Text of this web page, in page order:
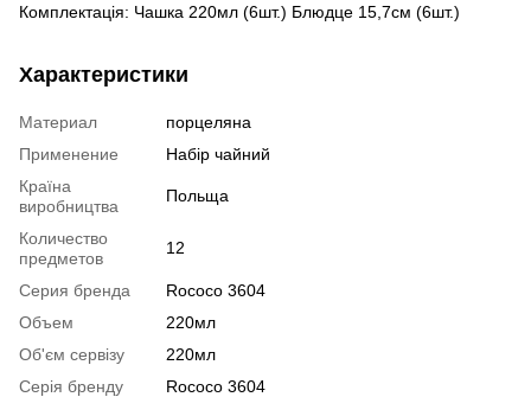
Комплектація: Чашка 220мл (6шт.) Блюдце 15,7см (6шт.)
Характеристики
Материал
порцеляна
Применение
Набір чайний
Країна
виробництва
Польща
Количество
предметов
12
Серия бренда
Rococo 3604
Объем
220мл
Об'єм сервізу
220мл
Серія бренду
Rococo 3604